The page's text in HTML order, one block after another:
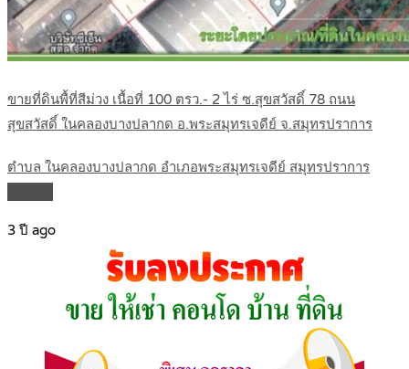
ขายที่ดินพื้ที่สีม่วง เนื้อที่ 100 ตรว.- 2 ไร่ ซ.สุขสวัสดิ์ 78 ถนน
สุขสวัสดิ์ ในคลองบางปลากด อ.พระสมุทรเจดีย์ จ.สมุทรปราการ
ตำบล ในคลองบางปลากด อำเภอพระสมุทรเจดีย์ สมุทรปราการ
3 ปี ago